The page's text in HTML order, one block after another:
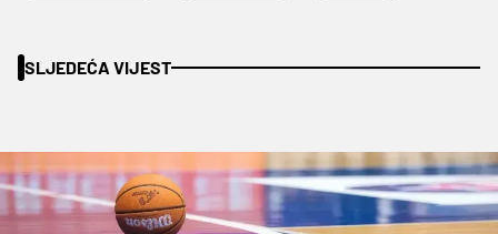
SLJEDEĆA VIJEST